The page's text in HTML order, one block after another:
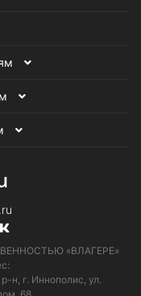
«ВЛАГЕРЕ»
н, г. Иннополис, ул.